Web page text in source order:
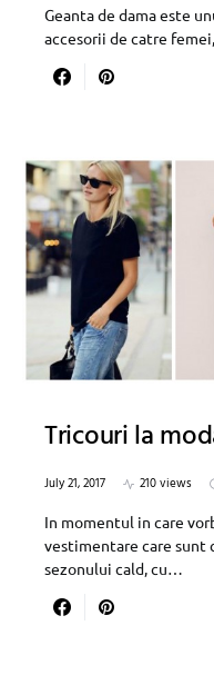
Geanta de dama este
accesorii de catre
Tricouri la
July 21, 2017 210 views
In momentul in care
vestimentare care sunt
sezonului cald, cu…